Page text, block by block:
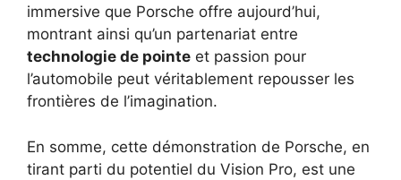
immersive que Porsche offre aujourd’hui,
montrant ainsi qu’un partenariat entre
technologie de pointe et passion pour
l’automobile peut véritablement repousser les
frontières de l’imagination.
En somme, cette démonstration de Porsche, en
tirant parti du potentiel du Vision Pro, est une